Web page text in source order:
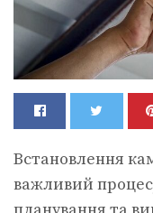
Встановлення
важливий